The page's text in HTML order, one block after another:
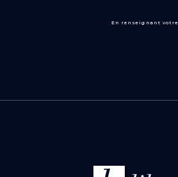
En renseignant